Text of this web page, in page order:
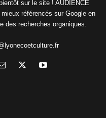
sur le site ! AUDIENCE
référencés sur Google en
des recherches organiques.